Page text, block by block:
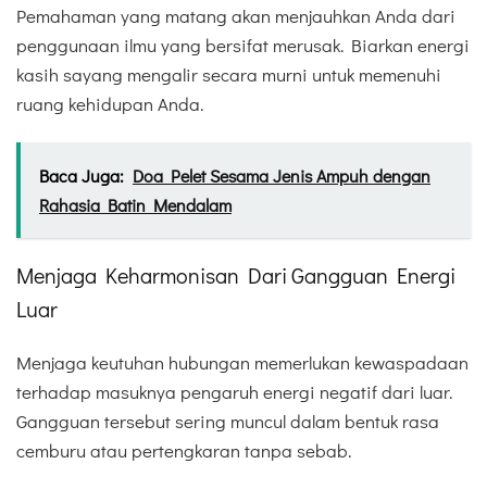
Pemahaman yang matang akan menjauhkan Anda dari
penggunaan ilmu yang bersifat merusak. Biarkan energi
kasih sayang mengalir secara murni untuk memenuhi
ruang kehidupan Anda.
Baca Juga: Doa Pelet Sesama Jenis Ampuh dengan
Rahasia Batin Mendalam
Menjaga Keharmonisan Dari Gangguan Energi
Luar
Menjaga keutuhan hubungan memerlukan kewaspadaan
terhadap masuknya pengaruh energi negatif dari luar.
Gangguan tersebut sering muncul dalam bentuk rasa
cemburu atau pertengkaran tanpa sebab.